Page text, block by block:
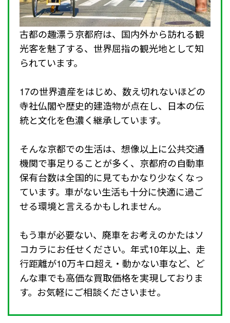
古都の趣漂う京都府は、国内外から訪れる観
光客を魅了する、世界屈指の観光地として知
られています。
17の世界遺産をはじめ、数え切れないほどの
寺社仏閣や歴史的建造物が点在し、日本の伝
統と文化を色濃く継承しています。
そんな京都での生活は、想像以上に公共交通
機関で事足りることが多く、京都府の自動車
保有台数は全国的に見てもかなり少なくなっ
ています。車がない生活も十分に快適に過ご
せる環境と言えるかもしれません。
もう車が必要ない、廃車をお考えのかたはソ
コカラにお任せください。年式10年以上、走
行距離が10万キロ超え・動かない車など、ど
んな車でも高価な買取価格を実現しておりま
す。お気軽にご相談くださいませ。